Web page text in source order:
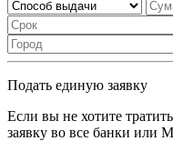
Подать единую заявку
Если вы не хотите
заявку во все банки или